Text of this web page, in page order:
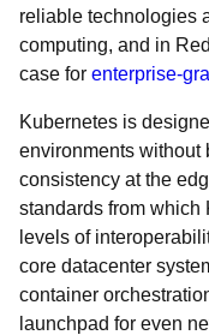
reliable technologies
computing, and in
case for enterprise-
Kubernetes is
environments without
consistency at the
standards from which
levels of
core datacenter
container
launchpad for even